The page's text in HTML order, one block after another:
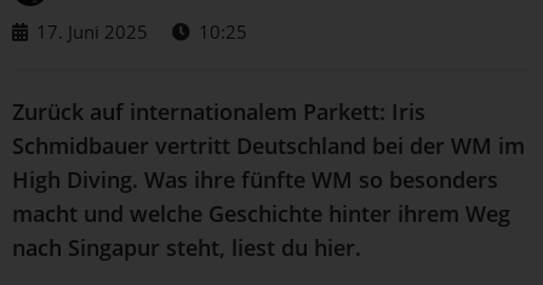
17. Juni 2025
10:25
Zurück auf internationalem Parkett: Iris
Schmidbauer vertritt Deutschland bei der WM im
High Diving. Was ihre fünfte WM so besonders
macht und welche Geschichte hinter ihrem Weg
nach Singapur steht, liest du hier.